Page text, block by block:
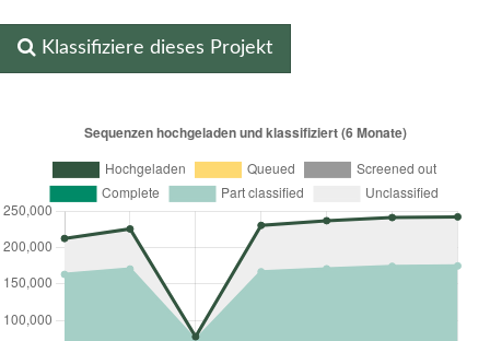
Klassifiziere dieses Projekt